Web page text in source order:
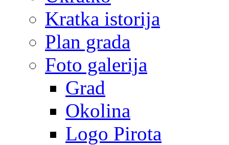
Kratka istorija
Plan grada
Foto galerija
Grad
Okolina
Logo Pirota